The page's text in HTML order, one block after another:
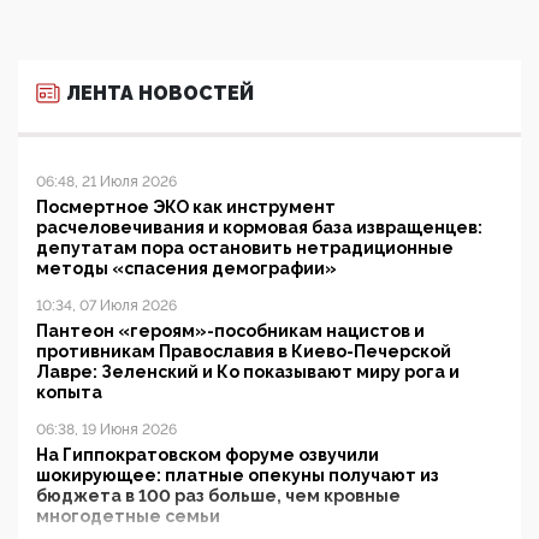
ЛЕНТА НОВОСТЕЙ
06:48, 21 Июля 2026
Посмертное ЭКО как инструмент
расчеловечивания и кормовая база извращенцев:
депутатам пора остановить нетрадиционные
методы «спасения демографии»
10:34, 07 Июля 2026
Пантеон «героям»-пособникам нацистов и
противникам Православия в Киево-Печерской
Лавре: Зеленский и Ко показывают миру рога и
копыта
06:38, 19 Июня 2026
На Гиппократовском форуме озвучили
шокирующее: платные опекуны получают из
бюджета в 100 раз больше, чем кровные
многодетные семьи